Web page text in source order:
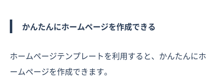
かんたんにホームページを作成できる
ホームページテンプレートを利用すると、かんたんにホ
ームページを作成できます。